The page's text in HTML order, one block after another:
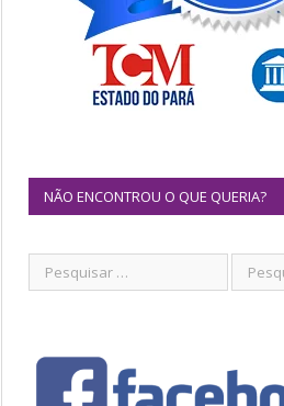
NÃO ENCONTROU O QUE QUERIA?